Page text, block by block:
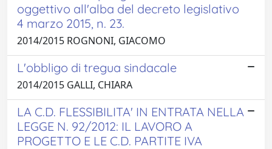
oggettivo all'alba del decreto legislativo
4 marzo 2015, n. 23.
2014/2015 ROGNONI, GIACOMO
L'obbligo di tregua sindacale
2014/2015 GALLI, CHIARA
LA C.D. FLESSIBILITA' IN ENTRATA NELLA
LEGGE N. 92/2012: IL LAVORO A
PROGETTO E LE C.D. PARTITE IVA